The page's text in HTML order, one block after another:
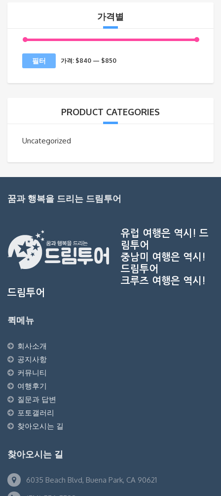
가격별
필터 가격: $840 — $850
PRODUCT CATEGORIES
Uncategorized
꿈과 행복을 드리는 드림투어
유럽 여행은 역시! 드
림투어
중남미 여행은 역시!
드림투어
크루즈 여행은 역시!
드림투어
퀵메뉴
회사소개
공지사항
커뮤니티
여행후기
질문과 답변
포토갤러리
찾아오시는 길
찾아오시는 길
6035 Beach Blvd, Buena Park, CA 90621